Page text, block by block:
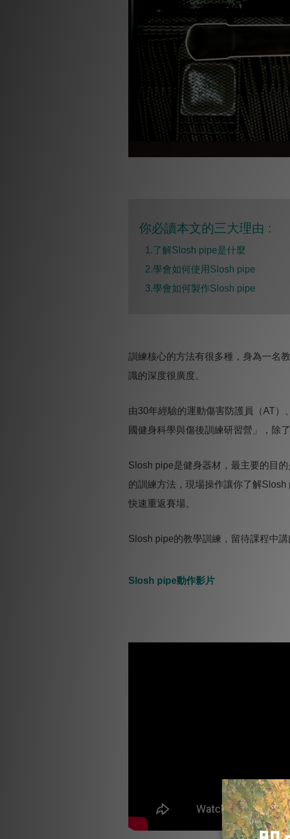
你必讀本文的三大理由 :
1.了解Slosh pipe是什麼
2.學會如何使用Slosh pipe
3.學會如何製作Slosh pipe
訓練核心的方法有很多種，身為一名
識的深度很廣度。
由30年經驗的運動傷害防護員（AT）
國健身科學與傷後訓練研習營」，除
Slosh pipe是健身器材，最主要的目
的訓練方法，現場操作讓你了解Slosh
快速重返賽場。
Slosh pipe的教學訓練，留待課程中
Slosh pipe動作影片